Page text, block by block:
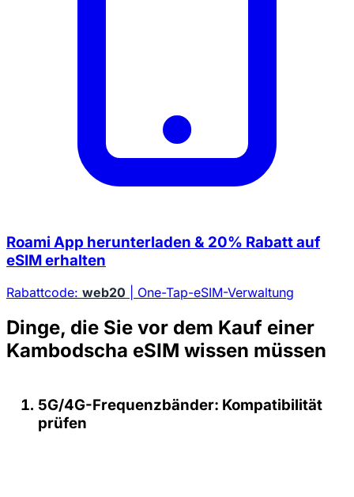
Roami App herunterladen & 20% Rabatt auf
eSIM erhalten
Rabattcode: web20 | One-Tap-eSIM-Verwaltung
Dinge, die Sie vor dem Kauf einer
Kambodscha eSIM wissen müssen
5G/4G-Frequenzbänder: Kompatibilität
prüfen